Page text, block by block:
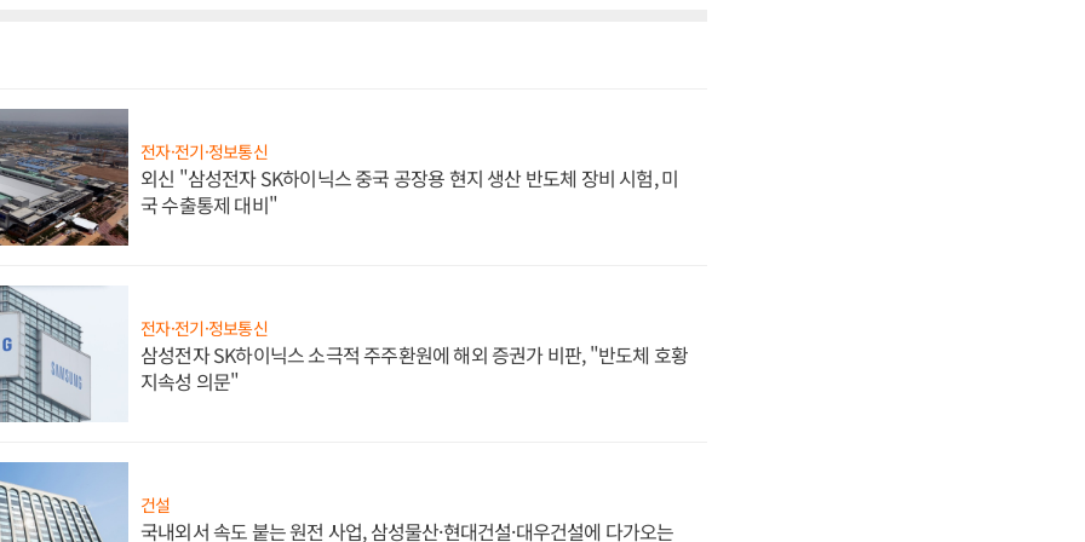
전자·전기·정보통신
외신 "삼성전자 SK하이닉스 중국 공장용 현지 생산 반도체 장비 시험, 미
국 수출통제 대비"
전자·전기·정보통신
삼성전자 SK하이닉스 소극적 주주환원에 해외 증권가 비판, "반도체 호황
지속성 의문"
건설
국내외서 속도 붙는 원전 사업, 삼성물산·현대건설·대우건설에 다가오는